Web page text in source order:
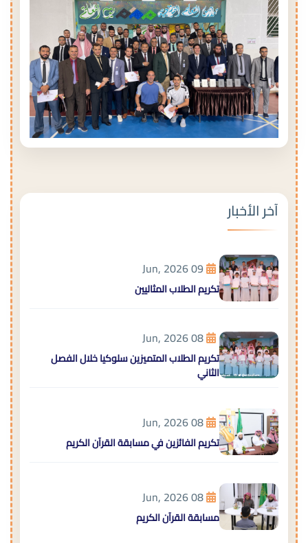
آخر الأخبار
تكريم الطلاب المثاليين
تكريم الطلاب المتميزين سلوكيا خلال الفصل
الثاني
تكريم الفائزين في مسابقة القرآن الكريم
مسابقة القرآن الكريم